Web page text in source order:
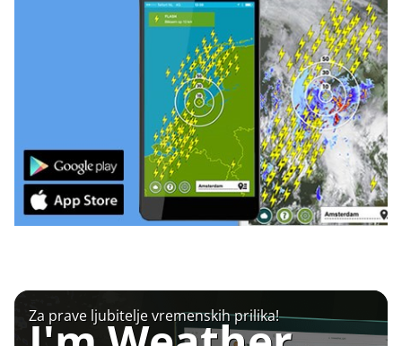
Za prave ljubitelje vremenskih prilika!